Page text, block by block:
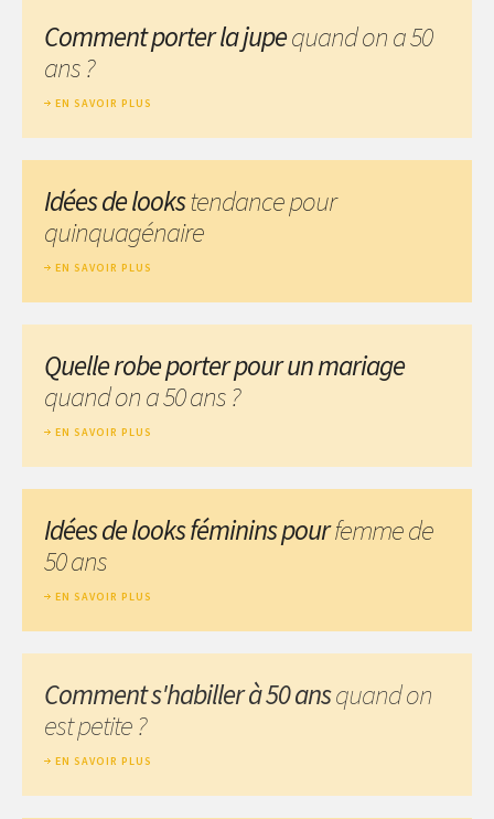
Comment porter la jupequand on a 50
ans ?
EN SAVOIR PLUS
Idées de lookstendance pour
quinquagénaire
EN SAVOIR PLUS
Quelle robe porter pour un mariage
quand on a 50 ans ?
EN SAVOIR PLUS
Idées de looks féminins pourfemme de
50 ans
EN SAVOIR PLUS
Comment s'habiller à 50 ansquand on
est petite ?
EN SAVOIR PLUS